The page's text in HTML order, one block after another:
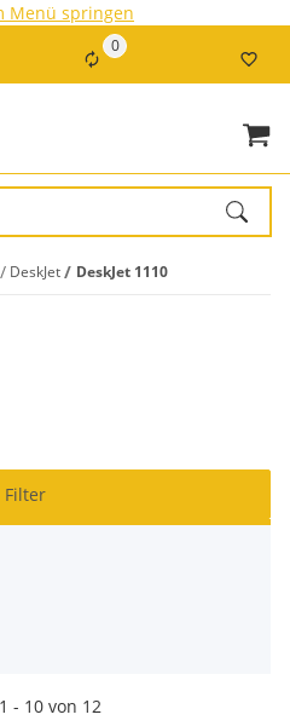
Menü springen
0
DeskJet DeskJet 1110
Filter
1 - 10 von 12